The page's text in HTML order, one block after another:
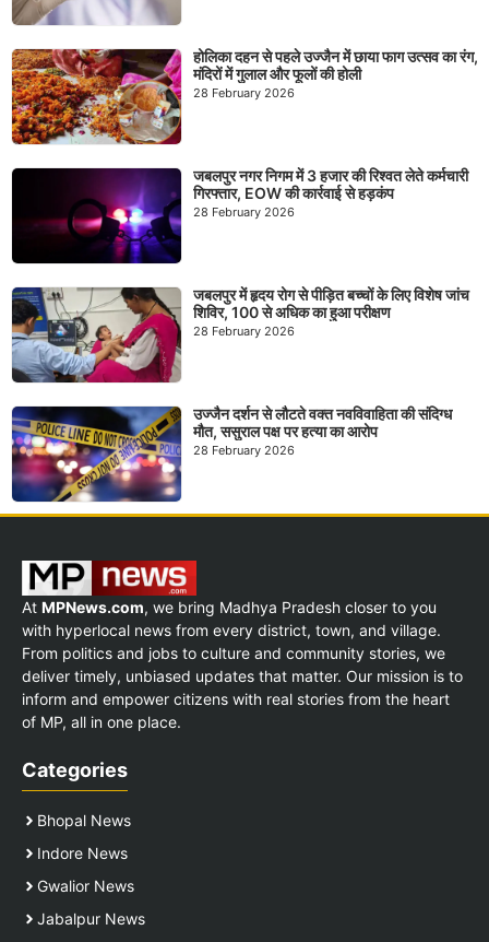
होलिका दहन से पहले उज्जैन में छाया फाग उत्सव का रंग,
मंदिरों में गुलाल और फूलों की होली
28 February 2026
जबलपुर नगर निगम में 3 हजार की रिश्वत लेते कर्मचारी
गिरफ्तार, EOW की कार्रवाई से हड़कंप
28 February 2026
जबलपुर में हृदय रोग से पीड़ित बच्चों के लिए विशेष जांच
शिविर, 100 से अधिक का हुआ परीक्षण
28 February 2026
उज्जैन दर्शन से लौटते वक्त नवविवाहिता की संदिग्ध
मौत, ससुराल पक्ष पर हत्या का आरोप
28 February 2026
At MPNews.com, we bring Madhya Pradesh closer to you
with hyperlocal news from every district, town, and village.
From politics and jobs to culture and community stories, we
deliver timely, unbiased updates that matter. Our mission is to
inform and empower citizens with real stories from the heart
of MP, all in one place.
Categories
Bhopal News
Indore News
Gwalior News
Jabalpur News